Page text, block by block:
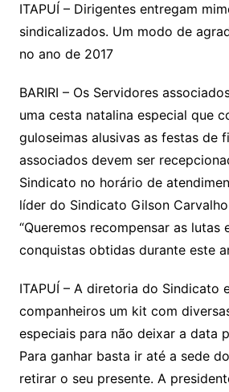
ITAPUÍ – Dirigentes entregam
sindicalizados. Um modo de
no ano de 2017
BARIRI – Os Servidores
uma cesta natalina especial que
guloseimas alusivas as festas de
associados devem ser
Sindicato no horário de
líder do Sindicato Gilson
“Queremos recompensar as lutas
conquistas obtidas durante este
ITAPUÍ – A diretoria do Sindicato
companheiros um kit com
especiais para não deixar a data
Para ganhar basta ir até a sede
retirar o seu presente. A